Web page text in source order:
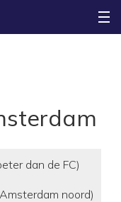
dan de FC)
noord)